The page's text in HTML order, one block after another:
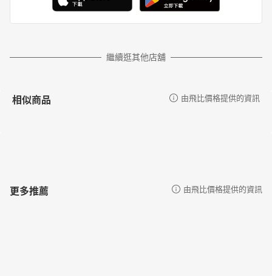
繼續逛其他店舖
相似商品 由飛比價格提供的資訊
更多推薦 由飛比價格提供的資訊